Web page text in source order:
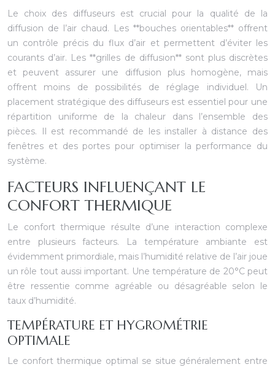
Le choix des diffuseurs est crucial pour la qualité de la
diffusion de l’air chaud. Les **bouches orientables** offrent
un contrôle précis du flux d’air et permettent d’éviter les
courants d’air. Les **grilles de diffusion** sont plus discrètes
et peuvent assurer une diffusion plus homogène, mais
offrent moins de possibilités de réglage individuel. Un
placement stratégique des diffuseurs est essentiel pour une
répartition uniforme de la chaleur dans l’ensemble des
pièces. Il est recommandé de les installer à distance des
fenêtres et des portes pour optimiser la performance du
système.
FACTEURS INFLUENÇANT LE
CONFORT THERMIQUE
Le confort thermique résulte d’une interaction complexe
entre plusieurs facteurs. La température ambiante est
évidemment primordiale, mais l’humidité relative de l’air joue
un rôle tout aussi important. Une température de 20°C peut
être ressentie comme agréable ou désagréable selon le
taux d’humidité.
TEMPÉRATURE ET HYGROMÉTRIE
OPTIMALE
Le confort thermique optimal se situe généralement entre